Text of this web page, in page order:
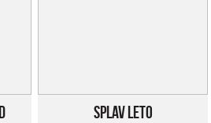
Splav Leto